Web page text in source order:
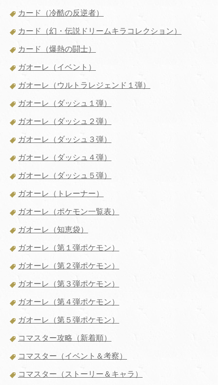
カード（冷酷の反逆者）
カード（幻・伝説ドリームキラコレクション）
カード（爆熱の闘士）
ガオーレ（イベント）
ガオーレ（ウルトラレジェンド１弾）
ガオーレ（ダッシュ１弾）
ガオーレ（ダッシュ２弾）
ガオーレ（ダッシュ３弾）
ガオーレ（ダッシュ４弾）
ガオーレ（ダッシュ５弾）
ガオーレ（トレーナー）
ガオーレ（ポケモン一覧表）
ガオーレ（知恵袋）
ガオーレ（第１弾ポケモン）
ガオーレ（第２弾ポケモン）
ガオーレ（第３弾ポケモン）
ガオーレ（第４弾ポケモン）
ガオーレ（第５弾ポケモン）
コマスター攻略（新着順）
コマスター（イベント＆考察）
コマスター（ストーリー＆キャラ）